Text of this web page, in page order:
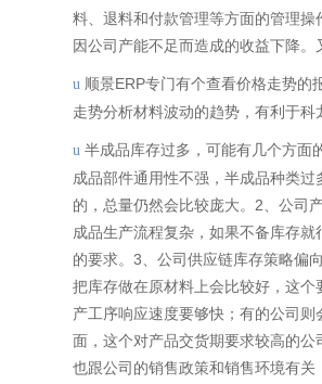
料、退料和付款管理等方面的管理操
因公司产能不足而造成的收益下降。
u 顺景ERP专门有个查看价格走势的
走势分析材料波动的趋势，有利于科
u 半成品库存过多，可能有几个方面
成品部件通用性不强，半成品种类
的 ，总量仍然会比较庞大。2、公司
成品生产流程复杂，如果不备库存
的要求。3、公司供应链库存策略偏
把库存做在原材料上会比较好，这个
产工序响应速度要够快；有的公司则
面，这个对产品交货期要求较高的公
也跟公司的销售政策和销售环境有关